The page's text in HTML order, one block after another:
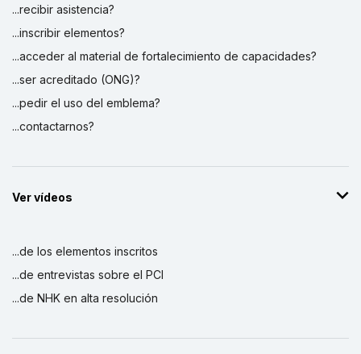
...recibir asistencia?
...inscribir elementos?
...acceder al material de fortalecimiento de capacidades?
...ser acreditado (ONG)?
...pedir el uso del emblema?
...contactarnos?
Ver vídeos
...de los elementos inscritos
...de entrevistas sobre el PCI
...de NHK en alta resolución